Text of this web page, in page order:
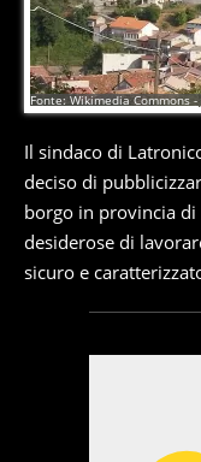
Fonte: Wikimedia Commons -
Il sindaco di
deciso di
borgo in provincia
desiderose di
sicuro e